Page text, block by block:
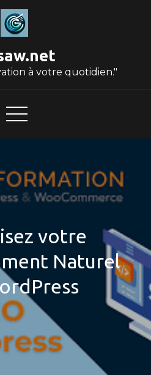
à votre quotidien."
votre
Naturel